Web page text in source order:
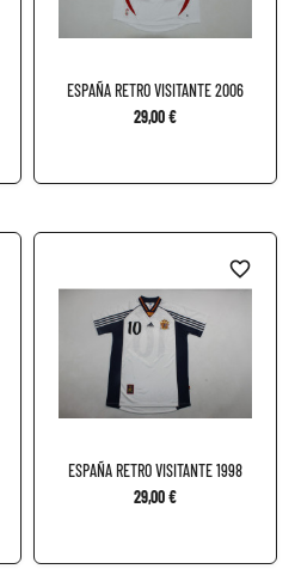
ESPAÑA RETRO VISITANTE 2006
29,00 €
ESPAÑA RETRO VISITANTE 1998
29,00 €
favorite_border